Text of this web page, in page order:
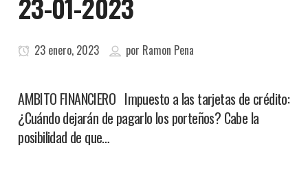
23 enero, 2023 por Ramon Pena
AMBITO FINANCIERO Impuesto a las tarjetas de crédito:
¿Cuándo dejarán de pagarlo los porteños? Cabe la
posibilidad de que…